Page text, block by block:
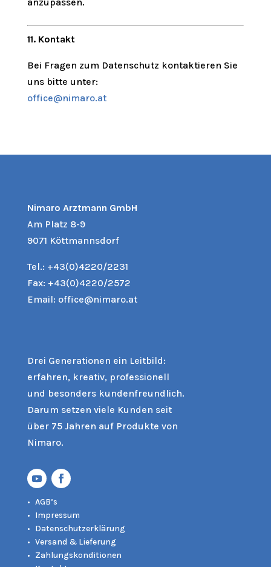
11. Kontakt
Bei Fragen zum Datenschutz kontaktieren Sie
uns bitte unter:
office@nimaro.at
Nimaro Arztmann GmbH
Am Platz 8-9
9071 Köttmannsdorf
Tel.: +43(0)4220/2231
Fax: +43(0)4220/2572
Email: office@nimaro.at
Drei Generationen ein Leitbild:
erfahren, kreativ, professionell
und besonders kundenfreundlich.
Darum setzen viele Kunden seit
über 75 Jahren auf Produkte von
Nimaro.
AGB’s
Impressum
Datenschutzerklärung
Versand & Lieferung
Zahlungskonditionen